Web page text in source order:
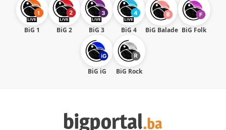
BiG 1 BiG 2 BiG 3 BiG 4 BiG Balade BiG Folk
BiG iG BiG Rock